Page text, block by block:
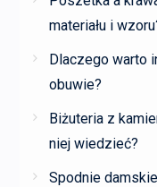
materiału i
Dlaczego warto
obuwie?
Biżuteria z
niej wiedzieć?
Spodnie